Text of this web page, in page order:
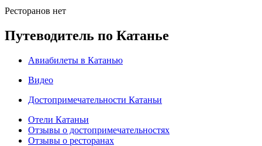
Ресторанов нет
Путеводитель по Катанье
Авиабилеты в Катанью
Видео
Достопримечательности Катаньи
Отели Катаньи
Отзывы о достопримечательностях
Отзывы о ресторанах